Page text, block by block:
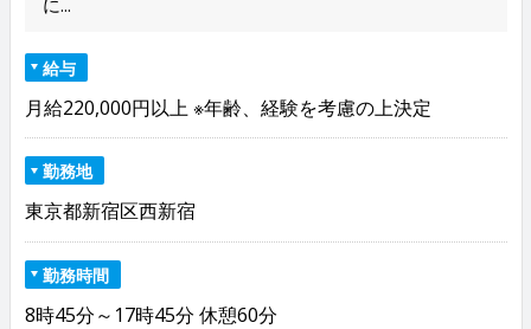
給与
月給220,000円以上 ※年齢、経験を考慮の上決定
勤務地
東京都新宿区西新宿
勤務時間
8時45分～17時45分 休憩60分